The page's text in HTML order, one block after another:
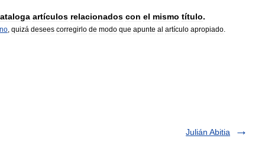
artículos relacionados con el mismo título.
, quizá desees corregirlo de modo que apunte al artículo apropiado.
Julián Abitia